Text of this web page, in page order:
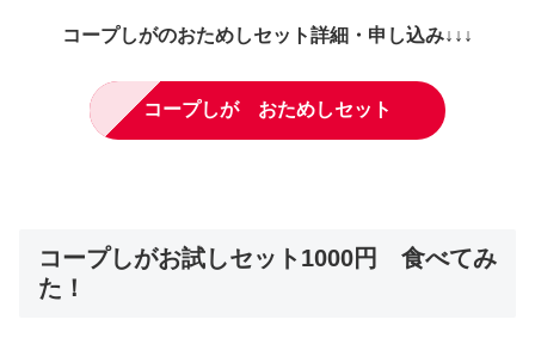
コープしがのおためしセット詳細・申し込み↓↓↓
コープしが おためしセット
コープしがお試しセット1000円 食べてみ
た！